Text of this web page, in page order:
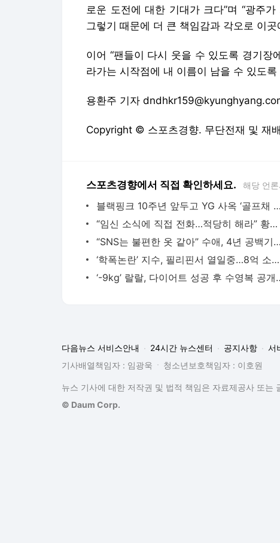
로운 도전에 대한 기대가 크다”며 “광주
그렇기 때문에 더 큰 책임감과 각오로 이곳
이어 “팬들이 다시 웃을 수 있도록 경기
라가는 시작점에 내 이름이 남을 수 있도
용환주 기자
Copyright © 스포츠경향. 무단전재 및 재
스포츠경향에서 직접 확인하세요. 해당 언
블랙핑크 10주년 앞두고 YG 사옥 ‘골프채 난동’ 포착
“임신 소식에 직접 전화…적당히 해라” 황정민 팬 B씨, 폭로자 A씨에 일갈
“SNS는 불편한 옷 같아” 수애, 4년 공백기의 진짜 이유는 ‘편성 불발’
‘학폭논란’ 지수, 필리핀서 열일중…8억 소송 끝내고 필리핀서 함박웃음
‘-9kg’ 랄랄, 다이어
다음뉴스 서비스안내 24시간 뉴스센터 공지사항
서
기사배열책임자 : 임광욱
청소년보호책임자 : 이호원
뉴스 기사에 대한 저작권 및 법적 책임은 자료제공사 또는
© Daum Corp.